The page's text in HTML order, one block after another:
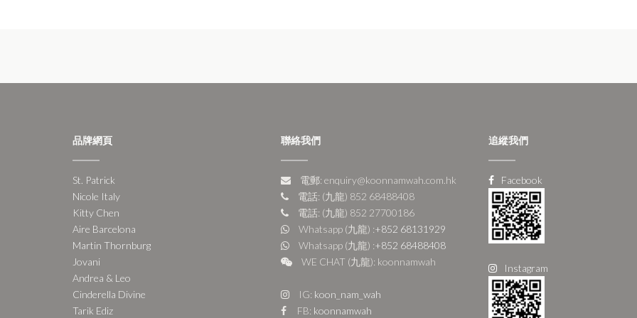
品牌網頁
St. Patrick
Nicole Italy
Kitty Chen
Aire Barcelona
Martin Thornburg
Jovani
Andrea & Leo
Cinderella Divine
Tarik Ediz
聯絡我們
電郵: enquiry@koonnamwah.com.hk
電話: (九龍) 852 68488408
電話: (九龍) 852 27700186
Whatsapp (九龍) :+852 68131929
Whatsapp (九龍) :+852 68488408
WE CHAT (九龍): koonnamwah
IG: koon_nam_wah
FB: koonnamwah
追縱我們
Facebook
Instagram